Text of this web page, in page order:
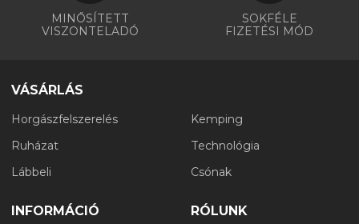
MINŐSÍTETT
VISZONTELADÓ
SOKFÉLE
FIZETÉSI MÓD
VÁSÁRLÁS
Horgászfelszerelés
Ruházat
Lábbeli
Kemping
Technológia
Csónak
INFORMÁCIÓ RÓLUNK